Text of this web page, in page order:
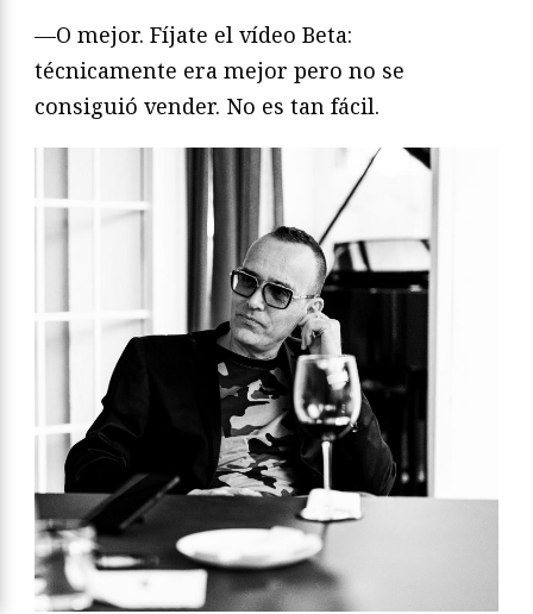
—O mejor. Fíjate el vídeo Beta:
técnicamente era mejor pero no se
consiguió vender. No es tan fácil.